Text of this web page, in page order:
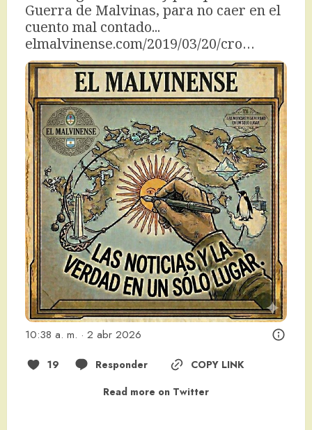
Guerra de Malvinas, para no caer en el
elmalvinense.com/2019/03/20/cro…
10:38 a. m. · 2 abr 2026
19 Responder
COPY LINK
Read more on Twitter